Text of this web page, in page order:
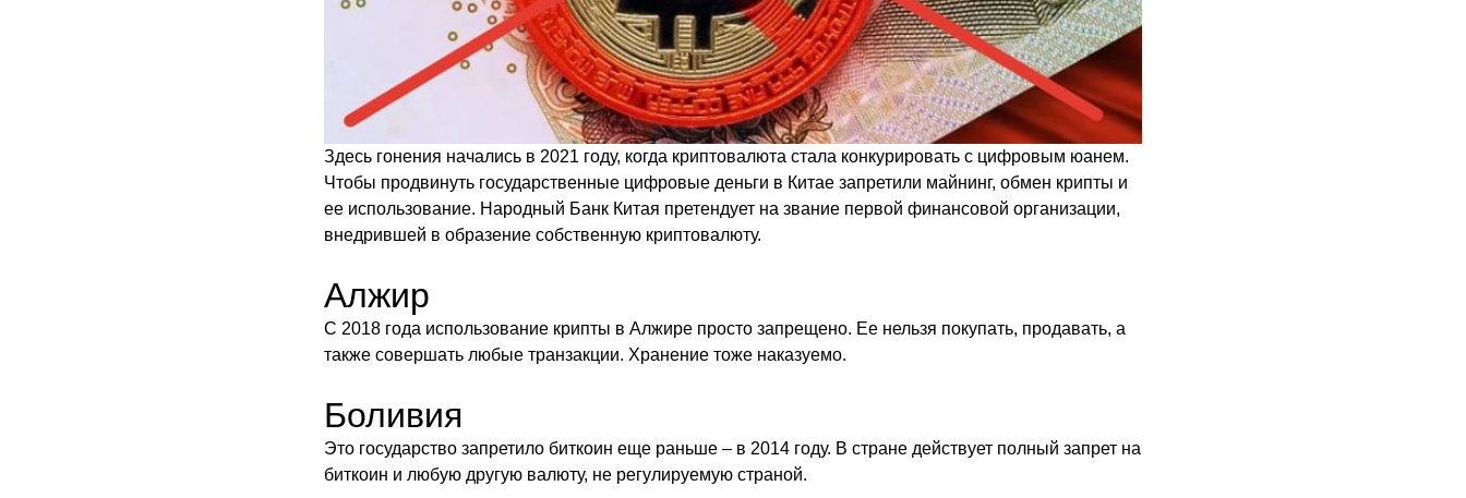
Здесь гонения начались в 2021 году, когда криптовалюта стала конкурировать с цифровым юанем.
Чтобы продвинуть государственные цифровые деньги в Китае запретили майнинг, обмен крипты и
ее использование. Народный Банк Китая претендует на звание первой финансовой организации,
внедрившей в образение собственную криптовалюту.
Алжир
С 2018 года использование крипты в Алжире просто запрещено. Ее нельзя покупать, продавать, а
также совершать любые транзакции. Хранение тоже наказуемо.
Боливия
Это государство запретило биткоин еще раньше – в 2014 году. В стране действует полный запрет на
биткоин и любую другую валюту, не регулируемую страной.